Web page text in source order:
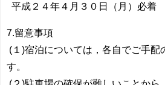
平成２４年４月３０日（月）必着
7.留意事項
(１)宿泊については，各自でご手配
す。